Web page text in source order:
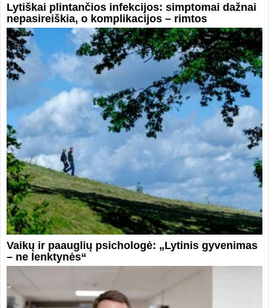
Lytiškai plintančios infekcijos: simptomai dažnai
nepasireiškia, o komplikacijos – rimtos
Vaikų ir paauglių psichologė: „Lytinis gyvenimas
– ne lenktynės“